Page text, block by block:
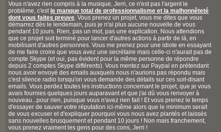
Vous n'avez rien compris à la musique, Jerri, ce n'est pas l'argent le
problème, c'est le manque total de professionnalisme et la malhonnêteté
dont vous faites preuve. Vous prenez un projet, vous me dites que vous
démarrez dès le lendemain, puis je n'ai plus aucune nouvelle de vous
pendant 10 jours. Rien, pas un mot, pas une explication. Nous attendions
que ce projet soit terminé pour lancer d'autres actions à partir de là, en
mobilisant d'autres personnes. Vous me prenez pour une idiote en essayant
de me faire croire que vous avez une secrétaire mais celle-ci n'aurait pas de
compte Skype (et oui, pas évident pour la même personne de répondre
depuis 2 comptes Skype différents). Vous mentez sur Paypal en prétendant
nous avoir envoyé des emails auxquels nous n'aurions pas répondu mais
c'est silence radio lorsqu'on vous demande des détails sur ces soit-disant
emails. Vous perdez toutes les instructions concernant le projet, que je vous
avais fournies quelques jours auparavant et que j'ai dû vous renvoyer à
nouveau...pour rien, puisque vous n'avez rien fait ! Et vous prenez le temps
d'essayer de sauver votre réputation ici-même alors que le minimum serait
de vous excuser et d'expliquer pourquoi vous nous avez plantés et laissés
sans nouvelles brusquement et pendant 10 jours ! Non mais franchement,
vous prenez vraiment les gens pour des cons, Jerri !